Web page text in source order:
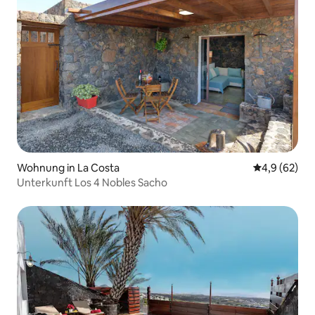
Wohnung in La Costa
4,9 (62)
Unterkunft Los 4 Nobles Sacho